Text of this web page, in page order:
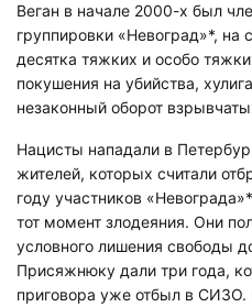
Веган в начале 2000-х был
группировки «Невоград»*, на
десятка тяжких и особо
покушения на убийства,
незаконный оборот
Нацисты нападали в
жителей, которых считали
году участников
тот момент злодеяния. Они
условного лишения свободы
Присяжнюку дали три года,
приговора уже отбыл в СИЗО.